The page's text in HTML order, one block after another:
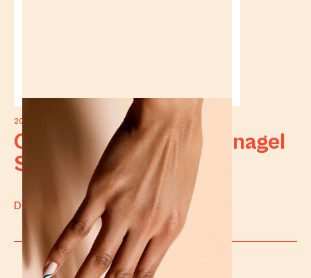
Correctie met tips per nagel
Service
2023
DISCOVER WORK